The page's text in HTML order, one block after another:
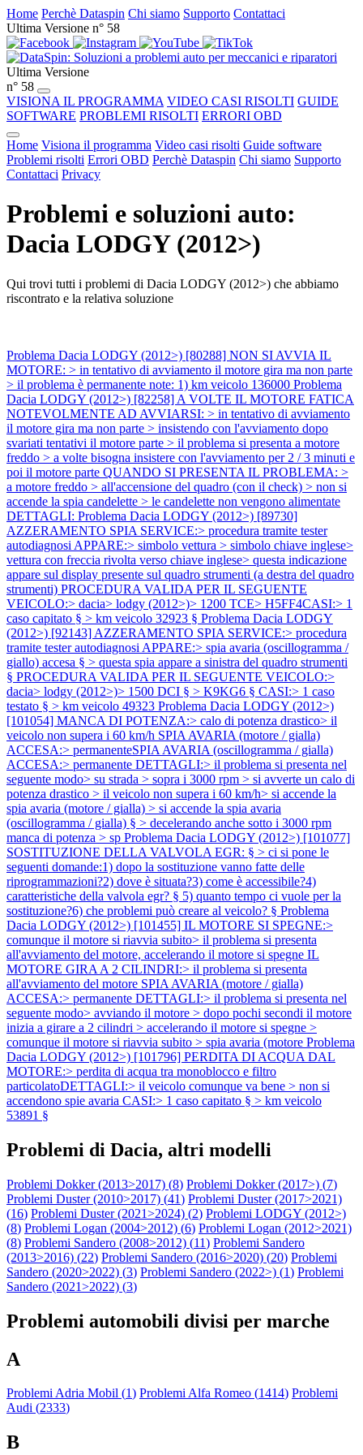
Home Perchè Dataspin Chi siamo Supporto Contattaci
Ultima Versione n° 58
Ultima Versione
n° 58
VISIONA IL PROGRAMMA VIDEO CASI RISOLTI GUIDE
SOFTWARE PROBLEMI RISOLTI ERRORI OBD
Home Visiona il programma Video casi risolti Guide software
Problemi risolti Errori OBD Perchè Dataspin Chi siamo Supporto
Contattaci Privacy
Problemi e soluzioni auto:
Dacia LODGY (2012>)
Qui trovi tutti i problemi di Dacia LODGY (2012>) che abbiamo
riscontrato e la relativa soluzione
Problema Dacia LODGY (2012>) [80288] NON SI AVVIA IL
MOTORE: > in tentativo di avviamento il motore gira ma non parte
> il problema è permanente note: 1) km veicolo 136000 Problema
Dacia LODGY (2012>) [82258] A VOLTE IL MOTORE FATICA
NOTEVOLMENTE AD AVVIARSI: > in tentativo di avviamento
il motore gira ma non parte > insistendo con l'avviamento dopo
svariati tentativi il motore parte > il problema si presenta a motore
freddo > a volte bisogna insistere con l'avviamento per 2 / 3 minuti e
poi il motore parte QUANDO SI PRESENTA IL PROBLEMA: >
a motore freddo > all'accensione del quadro (con il check) > non si
accende la spia candelette > le candelette non vengono alimentate
DETTAGLI: Problema Dacia LODGY (2012>) [89730]
AZZERAMENTO SPIA SERVICE:> procedura tramite tester
autodiagnosi APPARE:> simbolo vettura > simbolo chiave inglese>
vettura con freccia rivolta verso chiave inglese> questa indicazione
appare sul display presente sul quadro strumenti (a destra del quadro
strumenti) PROCEDURA VALIDA PER IL SEGUENTE
VEICOLO:> dacia> lodgy (2012>)> 1200 TCE> H5FF4CASI:> 1
caso capitato § > km veicolo 32923 § Problema Dacia LODGY
(2012>) [92143] AZZERAMENTO SPIA SERVICE:> procedura
tramite tester autodiagnosi APPARE:> spia avaria (oscillogramma /
giallo) accesa § > questa spia appare a sinistra del quadro strumenti
§ PROCEDURA VALIDA PER IL SEGUENTE VEICOLO:>
dacia> lodgy (2012>)> 1500 DCI § > K9KG6 § CASI:> 1 caso
testato § > km veicolo 49323 Problema Dacia LODGY (2012>)
[101054] MANCA DI POTENZA:> calo di potenza drastico> il
veicolo non supera i 60 km/h SPIA AVARIA (motore / gialla)
ACCESA:> permanenteSPIA AVARIA (oscillogramma / gialla)
ACCESA:> permanente DETTAGLI:> il problema si presenta nel
seguente modo> su strada > sopra i 3000 rpm > si avverte un calo di
potenza drastico > il veicolo non supera i 60 km/h> si accende la
spia avaria (motore / gialla) > si accende la spia avaria
(oscillogramma / gialla) § > decelerando anche sotto i 3000 rpm
manca di potenza > sp Problema Dacia LODGY (2012>) [101077]
SOSTITUZIONE DELLA VALVOLA EGR: § > ci si pone le
seguenti domande:1) dopo la sostituzione vanno fatte delle
riprogrammazioni?2) dove è situata?3) come è accessibile?4)
caratteristiche della valvola egr? § 5) quanto tempo ci vuole per la
sostituzione?6) che problemi può creare al veicolo? § Problema
Dacia LODGY (2012>) [101455] IL MOTORE SI SPEGNE:>
comunque il motore si riavvia subito> il problema si presenta
all'avviamento del motore, accelerando il motore si spegne IL
MOTORE GIRA A 2 CILINDRI:> il problema si presenta
all'avviamento del motore SPIA AVARIA (motore / gialla)
ACCESA:> permanente DETTAGLI:> il problema si presenta nel
seguente modo> avviando il motore > dopo pochi secondi il motore
inizia a girare a 2 cilindri > accelerando il motore si spegne >
comunque il motore si riavvia subito > spia avaria (motore Problema
Dacia LODGY (2012>) [101796] PERDITA DI ACQUA DAL
MOTORE:> perdita di acqua tra monoblocco e filtro
particolatoDETTAGLI:> il veicolo comunque va bene > non si
accendono spie avaria CASI:> 1 caso capitato § > km veicolo
53891 §
Problemi di Dacia, altri modelli
Problemi Dokker (2013>2017) (8) Problemi Dokker (2017>) (7)
Problemi Duster (2010>2017) (41) Problemi Duster (2017>2021)
(16) Problemi Duster (2021>2024) (2) Problemi LODGY (2012>)
(8) Problemi Logan (2004>2012) (6) Problemi Logan (2012>2021)
(8) Problemi Sandero (2008>2012) (11) Problemi Sandero
(2013>2016) (22) Problemi Sandero (2016>2020) (20) Problemi
Sandero (2020>2022) (3) Problemi Sandero (2022>) (1) Problemi
Sandero (2021>2022) (3)
Problemi automobili divisi per marche
A
Problemi Adria Mobil (1) Problemi Alfa Romeo (1414) Problemi
Audi (2333)
B